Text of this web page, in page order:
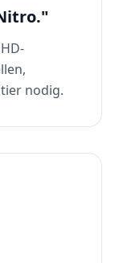
nodig.